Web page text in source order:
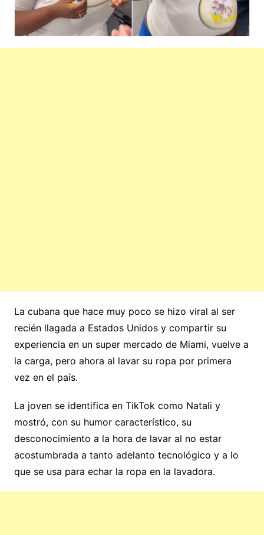
La cubana que hace muy poco se hizo viral al ser
recién llagada a Estados Unidos y compartir su
experiencia en un super mercado de Miami, vuelve a
la carga, pero ahora al lavar su ropa por primera
vez en el país.
La joven se identifica en TikTok como Natali y
mostró, con su humor característico, su
desconocimiento a la hora de lavar al no estar
acostumbrada a tanto adelanto tecnológico y a lo
que se usa para echar la ropa en la lavadora.